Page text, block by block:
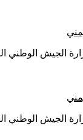
الجيش الوطني
الجيش الوطني